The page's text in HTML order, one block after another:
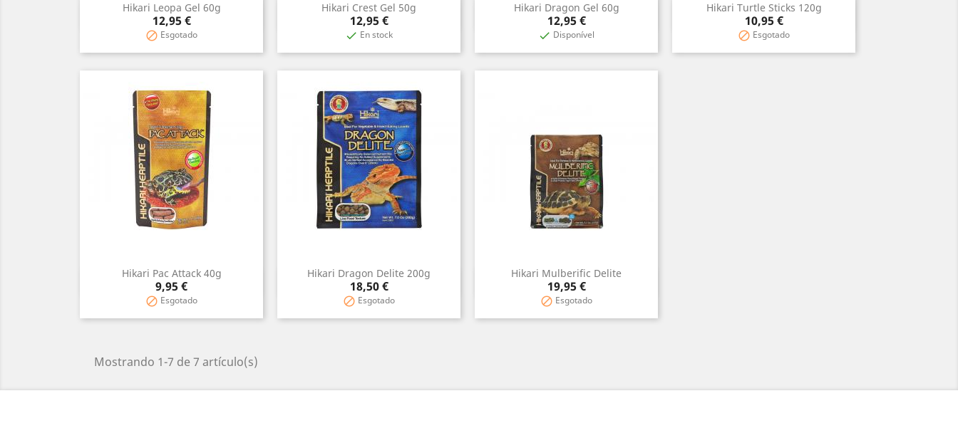
Hikari Leopa Gel 60g
Precio
12,95 €
 Esgotado
Vista rápida
Hikari Crest Gel 50g
Precio
12,95 €
 En stock
Vista rápida
Hikari Dragon Gel 60g
Precio
12,95 €
 Disponível
Vista rápida
Hikari Turtle Sticks 120g
Precio
10,95 €
 Esgotado
Vista rápida
Hikari Pac Attack 40g
Precio
9,95 €
 Esgotado
Vista rápida
Hikari Dragon Delite 200g
Precio
18,50 €
 Esgotado
Vista rápida
Hikari Mulberific Delite
Precio
19,95 €
 Esgotado
Vista rápida
Mostrando 1-7 de 7 artículo(s)